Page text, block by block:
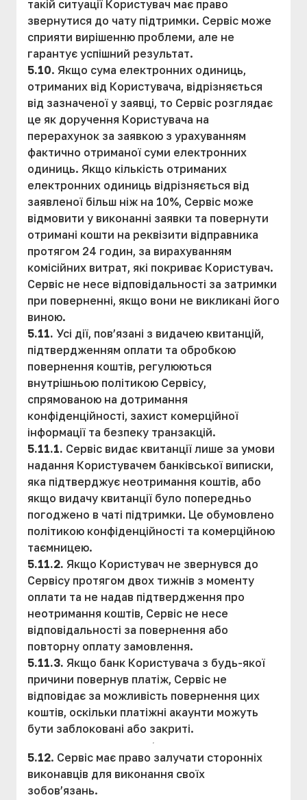
такій ситуації Користувач має право
звернутися до чату підтримки. Сервіс може
сприяти вирішенню проблеми, але не
гарантує успішний результат.
5.10. Якщо сума електронних одиниць,
отриманих від Користувача, відрізняється
від зазначеної у заявці, то Сервіс розглядає
це як доручення Користувача на
перерахунок за заявкою з урахуванням
фактично отриманої суми електронних
одиниць. Якщо кількість отриманих
електронних одиниць відрізняється від
заявленої більш ніж на 10%, Сервіс може
відмовити у виконанні заявки та повернути
отримані кошти на реквізити відправника
протягом 24 годин, за вирахуванням
комісійних витрат, які покриває Користувач.
Сервіс не несе відповідальності за затримки
при поверненні, якщо вони не викликані його
виною.
5.11. Усі дії, пов’язані з видачею квитанцій,
підтвердженням оплати та обробкою
повернення коштів, регулюються
внутрішньою політикою Сервісу,
спрямованою на дотримання
конфіденційності, захист комерційної
інформації та безпеку транзакцій.
5.11.1. Сервіс видає квитанції лише за умови
надання Користувачем банківської виписки,
яка підтверджує неотримання коштів, або
якщо видачу квитанції було попередньо
погоджено в чаті підтримки. Це обумовлено
політикою конфіденційності та комерційною
таємницею.
5.11.2. Якщо Користувач не звернувся до
Сервісу протягом двох тижнів з моменту
оплати та не надав підтвердження про
неотримання коштів, Сервіс не несе
відповідальності за повернення або
повторну оплату замовлення.
5.11.3. Якщо банк Користувача з будь-якої
причини повернув платіж, Сервіс не
відповідає за можливість повернення цих
коштів, оскільки платіжні акаунти можуть
бути заблоковані або закриті.
5.12. Сервіс має право залучати сторонніх
виконавців для виконання своїх
зобов’язань.